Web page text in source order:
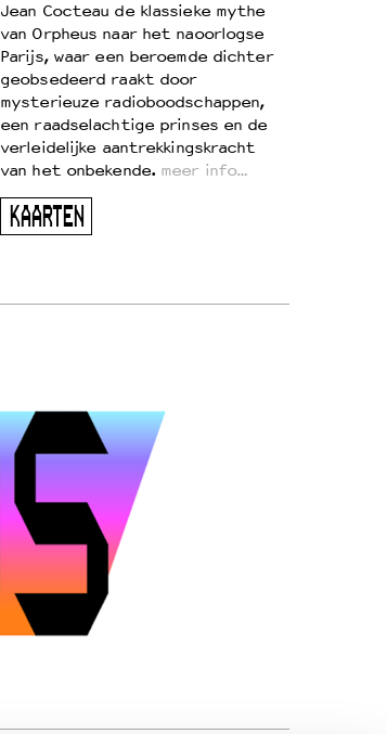
Jean Cocteau de klassieke mythe
van Orpheus naar het naoorlogse
Parijs, waar een beroemde dichter
geobsedeerd raakt door
mysterieuze radioboodschappen,
een raadselachtige prinses en de
verleidelijke aantrekkingskracht
van het onbekende. meer info…
KAARTEN